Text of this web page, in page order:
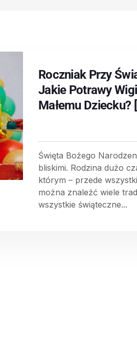
Roczniak Przy
Jakie Potrawy
Małemu Dziecku?
Święta Bożego
bliskimi. Rodzina dużo
którym – przede
można znaleźć wiele
wszystkie świąteczne...